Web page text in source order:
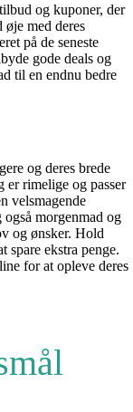
og kuponer, der
med deres
på de seneste
gode deals og
til en endnu bedre
og deres brede
er rimelige og passer
velsmagende
morgenmad og
og ønsker. Hold
spare ekstra penge.
for at opleve deres